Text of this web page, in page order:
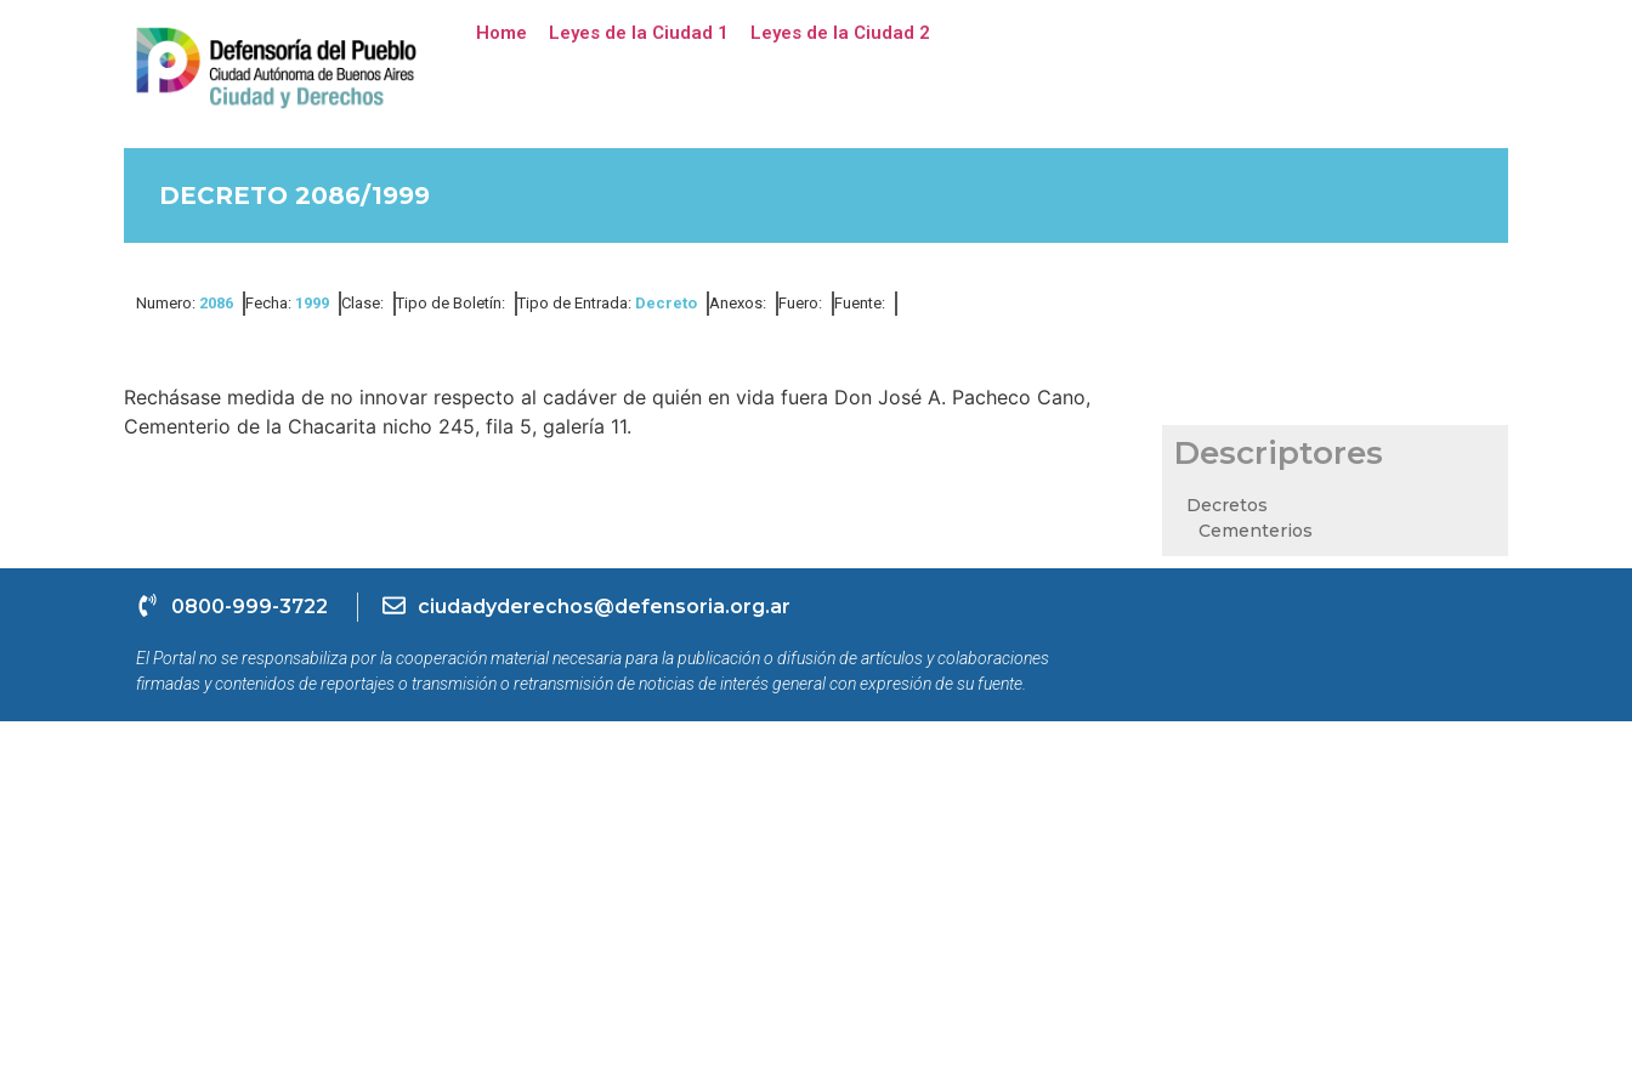
Home Leyes de la Ciudad 1 Leyes de la Ciudad 2
DECRETO 2086/1999
Numero: 2086 Fecha: 1999 Clase: Tipo de Boletín: Tipo de Entrada: Decreto Anexos: Fuero: Fuente:
Rechásase medida de no innovar respecto al cadáver de quién en vida fuera Don José A. Pacheco Cano,
Cementerio de la Chacarita nicho 245, fila 5, galería 11.
Descriptores
Decretos
Cementerios
0800-999-3722 ciudadyderechos@defensoria.org.ar
El Portal no se responsabiliza por la cooperación material necesaria para la publicación o difusión de artículos y colaboraciones
firmadas y contenidos de reportajes o transmisión o retransmisión de noticias de interés general con expresión de su fuente.